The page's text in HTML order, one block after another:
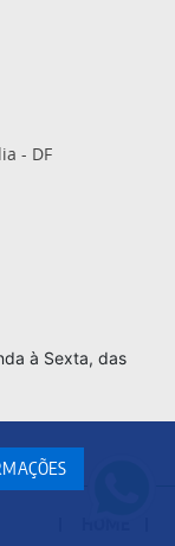
- DF
à Sexta, das